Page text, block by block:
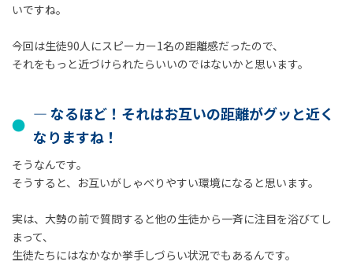
いですね。
今回は生徒90人にスピーカー1名の距離感だったので、
それをもっと近づけられたらいいのではないかと思います。
― なるほど！それはお互いの距離がグッと近く
なりますね！
そうなんです。
そうすると、お互いがしゃべりやすい環境になると思います。
実は、大勢の前で質問すると他の生徒から一斉に注目を浴びてし
まって、
生徒たちにはなかなか挙手しづらい状況でもあるんです。